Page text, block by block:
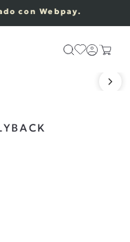
con Webpay.